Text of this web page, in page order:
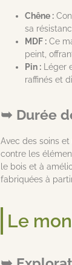
Chêne :
sa
MDF : Ce
peint,
Pin : Léger
raffinés et
Durée
Avec des soins
contre les
le bois et à
fabriquées à
Le